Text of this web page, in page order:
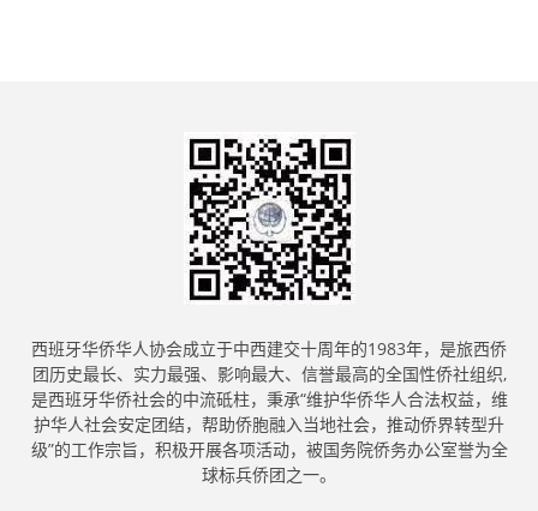
西班牙华侨华人协会成立于中西建交十周年的1983年，是旅西侨
团历史最长、实力最强、影响最大、信誉最高的全国性侨社组织,
是西班牙华侨社会的中流砥柱，秉承“维护华侨华人合法权益，维
护华人社会安定团结，帮助侨胞融入当地社会，推动侨界转型升
级”的工作宗旨，积极开展各项活动，被国务院侨务办公室誉为全
球标兵侨团之一。